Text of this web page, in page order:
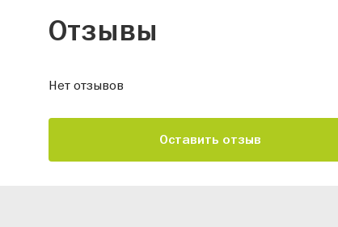
Отзывы
Нет отзывов
Оставить отзыв